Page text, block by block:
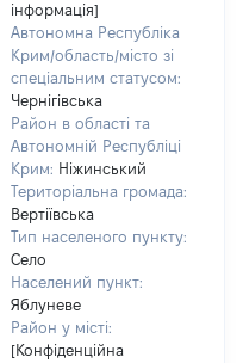
інформація]
Автономна Республіка
Крим/область/місто зі
спеціальним статусом:
Чернігівська
Район в області та
Автономній Республіці
Крим: Ніжинський
Територіальна громада:
Вертіївська
Тип населеного пункту:
Село
Населений пункт:
Яблуневе
Район у місті:
[Конфіденційна